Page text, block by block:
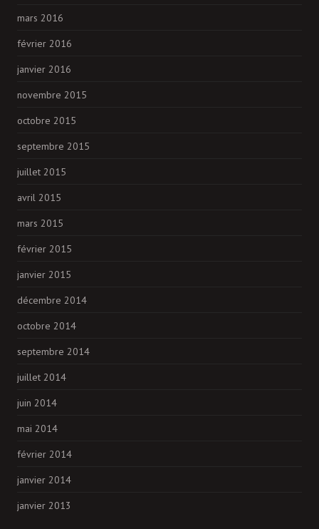
mars 2016
février 2016
janvier 2016
novembre 2015
octobre 2015
septembre 2015
juillet 2015
avril 2015
mars 2015
février 2015
janvier 2015
décembre 2014
octobre 2014
septembre 2014
juillet 2014
juin 2014
mai 2014
février 2014
janvier 2014
janvier 2013